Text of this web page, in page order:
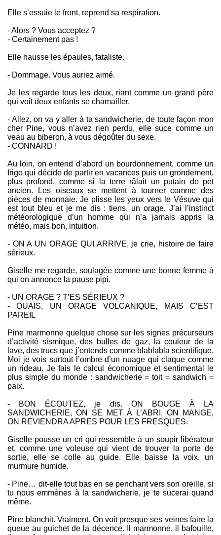
Elle s’essuie le front, reprend sa respiration.
- Alors ? Vous acceptez ?
- Certainement pas !
Elle hausse les épaules, fataliste.
- Dommage. Vous auriez aimé.
Je les regarde tous les deux, riant comme un grand père
qui voit deux enfants se chamailler.
- Allez, on va y aller à ta sandwicherie, de toute façon mon
cher Pine, vous n’avez rien perdu, elle suce comme un
veau au biberon, à vous dégoûter du sexe.
- CONNARD !
Au loin, on entend d’abord un bourdonnement, comme un
frigo qui décide de partir en vacances puis un grondement,
plus profond, comme si la terre râlait un putain de pet
ancien. Les oiseaux se mettent à tourner comme des
pièces de monnaie. Je plisse les yeux vers le Vésuve qui
est tout bleu et je me dis : tiens, un orage. J’ai l’instinct
météorologique d’un homme qui n’a jamais appris la
météo, mais bon, intuition.
- ON A UN ORAGE QUI ARRIVE, je crie, histoire de faire
sérieux.
Giselle me regarde, soulagée comme une bonne femme à
qui on annonce la pause pipi.
- UN ORAGE ? T’ES SÉRIEUX ?
- OUAIS, UN ORAGE VOLCANIQUE, MAIS C’EST
PAREIL
Pine marmonne quelque chose sur les signes précurseurs
d’activité sismique, des bulles de gaz, la couleur de la
lave, des trucs que j’entends comme blablabla scientifique.
Moi je vois surtout l’ombre d’un nuage qui claque comme
un rideau. Je fais le calcul économique et sentimental le
plus simple du monde : sandwicherie = toit = sandwich =
paix.
- BON ÉCOUTEZ, je dis. ON BOUGE À LA
SANDWICHERIE, ON SE MET À L’ABRI, ON MANGE,
ON REVIENDRA APRES POUR LES FRESQUES.
Giselle pousse un cri qui ressemble à un soupir libérateur
et, comme une voleuse qui vient de trouver la porte de
sortie, elle se colle au guide. Elle baisse la voix, un
murmure humide.
- Pine… dit-elle tout bas en se penchant vers son oreille, si
tu nous emmènes à la sandwicherie, je te sucerai quand
même.
Pine blanchit. Vraiment. On voit presque ses veines faire la
queue au guichet de la décence. Il marmonne, il bafouille,